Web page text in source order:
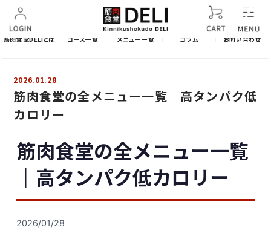
筋肉食堂DELIとは コース一覧 メニュー一覧 コラム お問い合わせ
2026.01.28
筋肉食堂の全メニュー一覧｜高タンパク低
カロリー
筋肉食堂の全メニュー一覧
｜高タンパク低カロリー
2026/01/28